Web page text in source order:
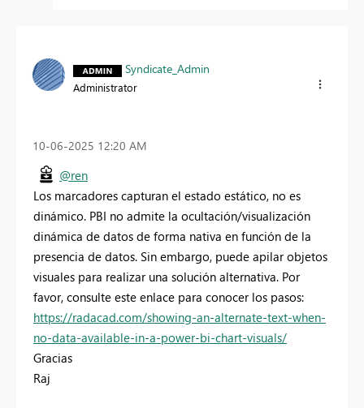
Syndicate_Admin
Administrator
‎10-06-2025 12:20 AM
@ren
Los marcadores capturan el estado estático, no es
dinámico. PBI no admite la ocultación/visualización
dinámica de datos de forma nativa en función de la
presencia de datos. Sin embargo, puede apilar objetos
visuales para realizar una solución alternativa. Por
favor, consulte este enlace para conocer los pasos:
https://radacad.com/showing-an-alternate-text-when-
no-data-available-in-a-power-bi-chart-visuals/
Gracias
Raj